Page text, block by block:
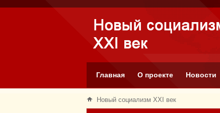
Главная О проекте Новости
Новый социализм XXI век